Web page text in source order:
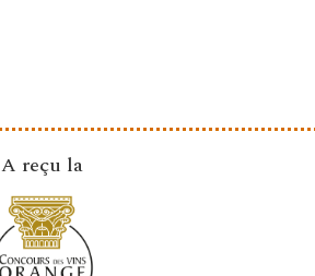
A reçu la